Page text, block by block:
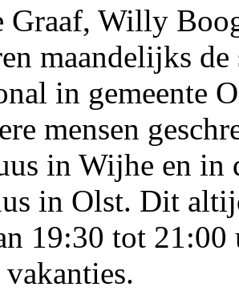
Graaf, Willy
maandelijks
in gemeente
mensen
in Wijhe en in
in Olst. Dit
19:30 tot 21:00